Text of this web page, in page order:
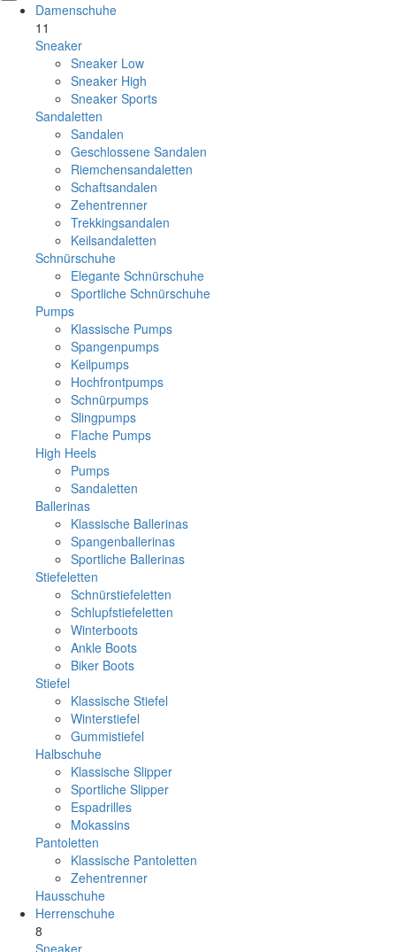
Damenschuhe
11
Sneaker
Sneaker Low
Sneaker High
Sneaker Sports
Sandaletten
Sandalen
Geschlossene Sandalen
Riemchensandaletten
Schaftsandalen
Zehentrenner
Trekkingsandalen
Keilsandaletten
Schnürschuhe
Elegante Schnürschuhe
Sportliche Schnürschuhe
Pumps
Klassische Pumps
Spangenpumps
Keilpumps
Hochfrontpumps
Schnürpumps
Slingpumps
Flache Pumps
High Heels
Pumps
Sandaletten
Ballerinas
Klassische Ballerinas
Spangenballerinas
Sportliche Ballerinas
Stiefeletten
Schnürstiefeletten
Schlupfstiefeletten
Winterboots
Ankle Boots
Biker Boots
Stiefel
Klassische Stiefel
Winterstiefel
Gummistiefel
Halbschuhe
Klassische Slipper
Sportliche Slipper
Espadrilles
Mokassins
Pantoletten
Klassische Pantoletten
Zehentrenner
Hausschuhe
Herrenschuhe
8